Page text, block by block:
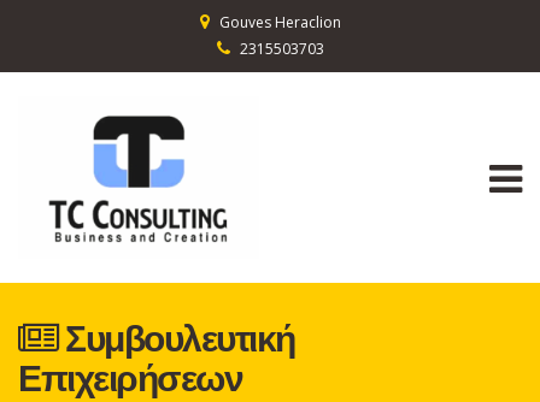
Gouves Heraclion
2315503703
Συμβουλευτική
Επιχειρήσεων